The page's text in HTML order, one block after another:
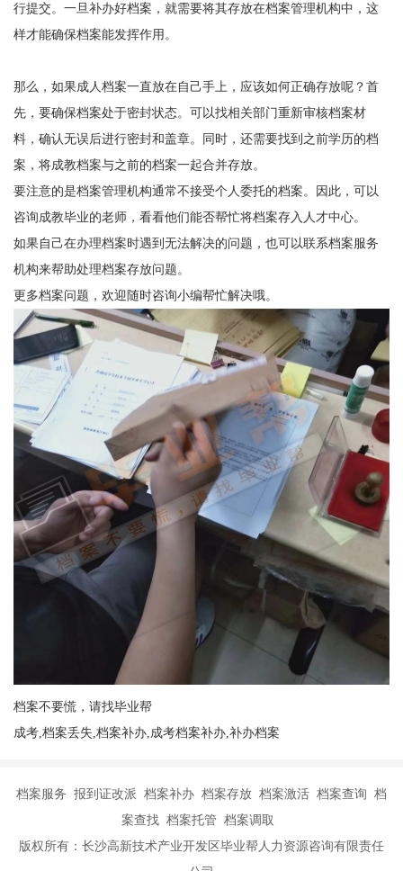
行提交。一旦补办好档案，就需要将其存放在档案管理机构中，这
样才能确保档案能发挥作用。
那么，如果成人档案一直放在自己手上，应该如何正确存放呢？首
先，要确保档案处于密封状态。可以找相关部门重新审核档案材
料，确认无误后进行密封和盖章。同时，还需要找到之前学历的档
案，将成教档案与之前的档案一起合并存放。
要注意的是档案管理机构通常不接受个人委托的档案。因此，可以
咨询成教毕业的老师，看看他们能否帮忙将档案存入人才中心。
如果自己在办理档案时遇到无法解决的问题，也可以联系档案服务
机构来帮助处理档案存放问题。
更多档案问题，欢迎随时咨询小编帮忙解决哦。
档案不要慌，请找毕业帮
成考,档案丢失,档案补办,成考档案补办,补办档案
档案服务 报到证改派 档案补办 档案存放 档案激活 档案查询 档
案查找 档案托管 档案调取
版权所有：长沙高新技术产业开发区毕业帮人力资源咨询有限责任